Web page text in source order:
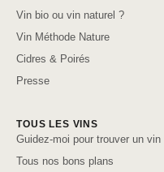
Vin bio ou vin naturel ?
Vin Méthode Nature
Cidres & Poirés
Presse
TOUS LES VINS
Guidez-moi pour trouver un vin
Tous nos bons plans